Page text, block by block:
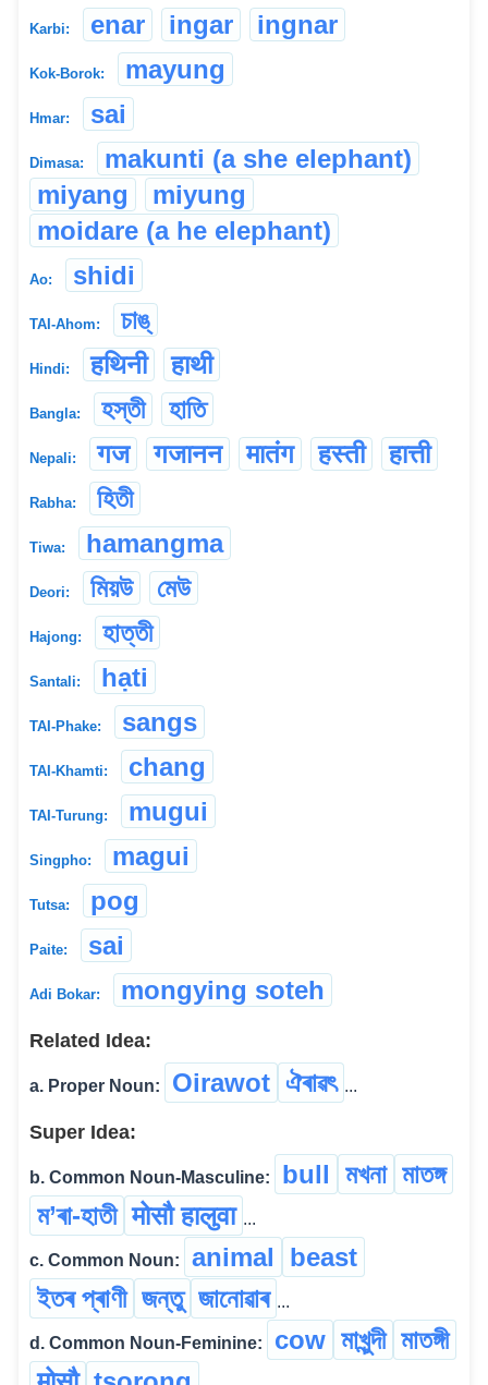
Karbi: enar ingar ingnar
Kok-Borok: mayung
Hmar: sai
Dimasa:
makunti (a she elephant)
miyang
miyung
moidare (a he elephant)
Ao: shidi
TAI-Ahom: চাঙ্
Hindi: हथिनी हाथी
Bangla: হস্তী হাতি
Nepali: गज गजानन मातंग हस्ती हात्ती
Rabha: হিতী
Tiwa: hamangma
Deori: মিয়উ মেউ
Hajong: হাত্তী
Santali: hạti
TAI-Phake: sangs
TAI-Khamti: chang
TAI-Turung: mugui
Singpho: magui
Tutsa: pog
Paite: sai
Adi Bokar: mongying soteh
Related Idea:
a. Proper Noun: Oirawot ঐৰাৱৎ ...
Super Idea:
b. Common Noun-Masculine: bull মখনা মাতঙ্গ
ম’ৰা-হাতী मोसौ हालुवा ...
c. Common Noun: animal
beast
ইতৰ প্ৰাণী জন্তু জানোৱাৰ ...
d. Common Noun-Feminine: cow মাখুন্দী মাতঙ্গী